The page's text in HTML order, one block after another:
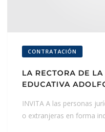
CONTRATACIÓN
LA RECTORA DE
EDUCATIVA
INVITA A las personas
o extranjeras en forma